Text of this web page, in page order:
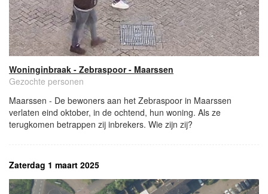
Woninginbraak - Zebraspoor - Maarssen
Gezochte personen
Maarssen - De bewoners aan het Zebraspoor in Maarssen
verlaten eind oktober, in de ochtend, hun woning. Als ze
terugkomen betrappen zij inbrekers. Wie zijn zij?
Zaterdag 1 maart 2025